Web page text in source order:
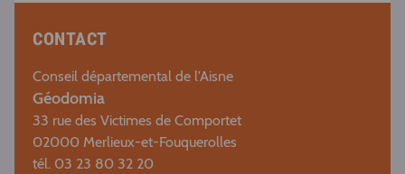
CONTACT
Conseil départemental de l'Aisne
Géodomia
33 rue des Victimes de Comportet
02000 Merlieux-et-Fouquerolles
tél. 03 23 80 32 20